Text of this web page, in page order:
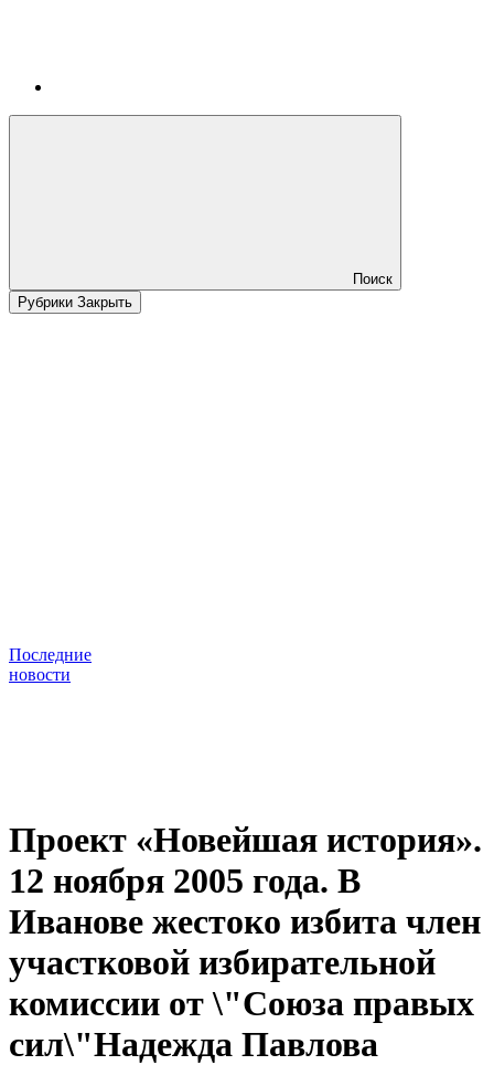
Поиск
Рубрики Закрыть
Последние
новости
Проект «Новейшая история».
12 ноября 2005 года. В
Иванове жестоко избита член
участковой избирательной
комиссии от \"Союза правых
сил\"Надежда Павлова